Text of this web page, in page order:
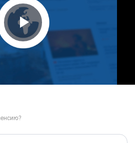
Play Video